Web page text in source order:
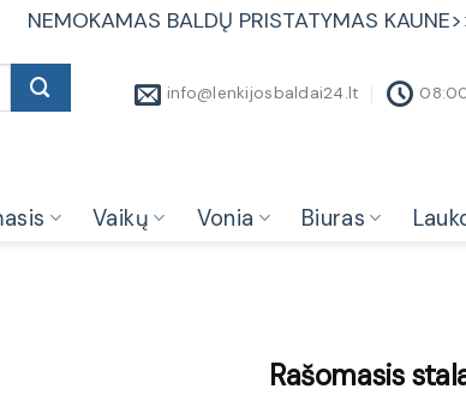
NEMOKAMAS BALDŲ PRISTATYMAS
info@lenkijosbaldai24.lt
Vaikų Vonia Biuras
Rašomasis